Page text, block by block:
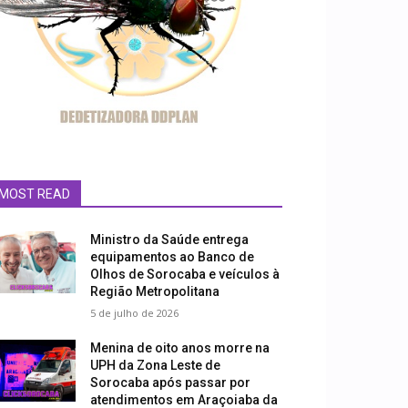
READ
Ministro da Saúde entrega
equipamentos ao Banco de
Olhos de Sorocaba e veículos à
Região Metropolitana
5 de julho de 2026
Menina de oito anos morre na
UPH da Zona Leste de
Sorocaba após passar por
atendimentos em Araçoiaba da